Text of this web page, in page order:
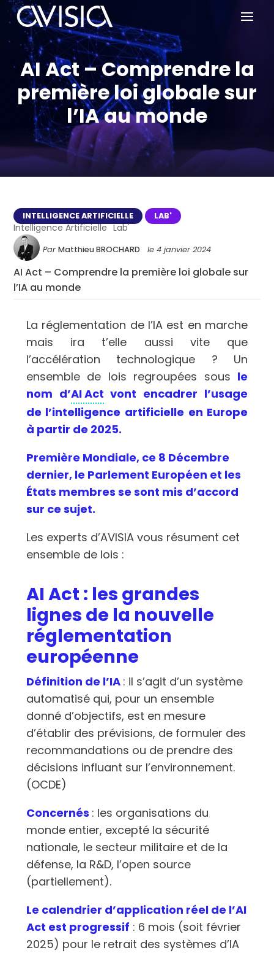
AI Act – Comprendre la
première loi globale sur
l’IA au monde
INTELLIGENCE ARTIFICIELLE LAB'
Intelligence Artificielle Lab'
ParMatthieu BROCHARD le4 janvier 2024
AI Act – Comprendre la première loi globale sur
l’IA au monde
La réglementation de l’IA est en marche
mais ira t’elle aussi vite que
l’accélération technologique ? Un
ensemble de lois regroupées sous le
nom d’AI Act vont encadrer l’usage
de l’intelligence artificielle en Europe
à partir de 2025.
Première Mondiale, ce 8 Décembre
dernier, le Parlement Européen et les
États membres se sont mis d’accord
sur ce sujet.
Les experts d’AVISIA vous résument cet
ensemble de lois :
AI Act : les grandes
lignes de la nouvelle
réglementation
européenne
Définition de l’IA : il s’agit d’un système
automatisé qui, pour un ensemble
donné d’objectifs, est en mesure
d’établir des prévisions, de formuler des
recommandations ou de prendre des
décisions influant sur l’environnement.
(OCDE)
Concernés : les organisations du
monde entier, excepté la sécurité
nationale, le secteur militaire et de la
défense, la R&D, l’open source
(partiellement).
Le calendrier d’application réel de l’AI
Act est progressif : 6 mois (soit février
2025) pour le retrait des systèmes d’IA